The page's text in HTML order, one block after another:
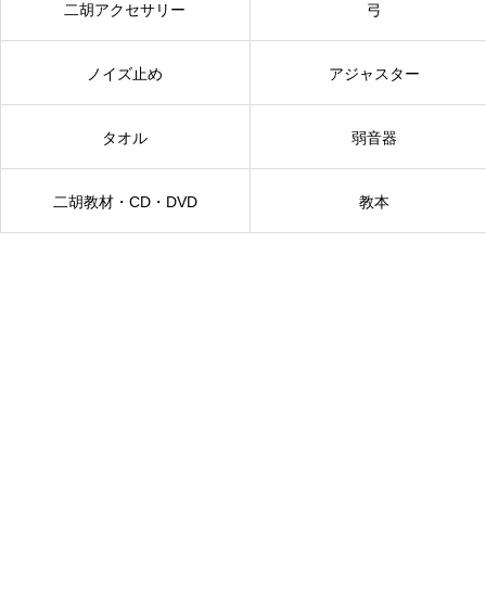
二胡アクセサリー 弓
ノイズ止め アジャスター
タオル 弱音器
二胡教材・CD・DVD 教本